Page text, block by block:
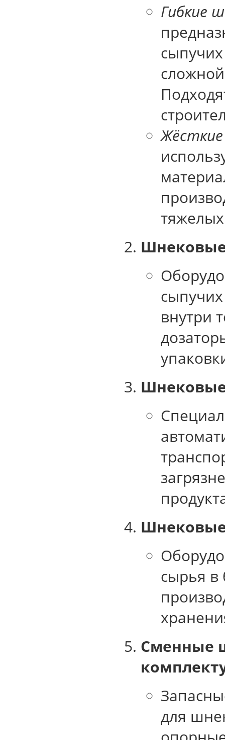
Гибкие
внутри
Шнековые
сырья в
Сменные
для